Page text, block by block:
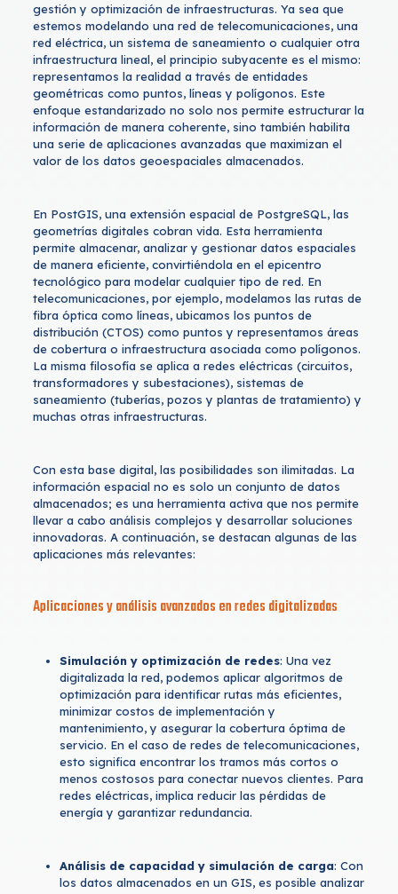
gestión y optimización de infraestructuras. Ya sea que
estemos modelando una red de telecomunicaciones, una
red eléctrica, un sistema de saneamiento o cualquier otra
infraestructura lineal, el principio subyacente es el mismo:
representamos la realidad a través de entidades
geométricas como puntos, líneas y polígonos. Este
enfoque estandarizado no solo nos permite estructurar la
información de manera coherente, sino también habilita
una serie de aplicaciones avanzadas que maximizan el
valor de los datos geoespaciales almacenados.
En PostGIS, una extensión espacial de PostgreSQL, las
geometrías digitales cobran vida. Esta herramienta
permite almacenar, analizar y gestionar datos espaciales
de manera eficiente, convirtiéndola en el epicentro
tecnológico para modelar cualquier tipo de red. En
telecomunicaciones, por ejemplo, modelamos las rutas de
fibra óptica como líneas, ubicamos los puntos de
distribución (CTOS) como puntos y representamos áreas
de cobertura o infraestructura asociada como polígonos.
La misma filosofía se aplica a redes eléctricas (circuitos,
transformadores y subestaciones), sistemas de
saneamiento (tuberías, pozos y plantas de tratamiento) y
muchas otras infraestructuras.
Con esta base digital, las posibilidades son ilimitadas. La
información espacial no es solo un conjunto de datos
almacenados; es una herramienta activa que nos permite
llevar a cabo análisis complejos y desarrollar soluciones
innovadoras. A continuación, se destacan algunas de las
aplicaciones más relevantes:
Aplicaciones y análisis avanzados en redes digitalizadas
Simulación y optimización de redes: Una vez
digitalizada la red, podemos aplicar algoritmos de
optimización para identificar rutas más eficientes,
minimizar costos de implementación y
mantenimiento, y asegurar la cobertura óptima de
servicio. En el caso de redes de telecomunicaciones,
esto significa encontrar los tramos más cortos o
menos costosos para conectar nuevos clientes. Para
redes eléctricas, implica reducir las pérdidas de
energía y garantizar redundancia.
Análisis de capacidad y simulación de carga: Con
los datos almacenados en un GIS, es posible analizar